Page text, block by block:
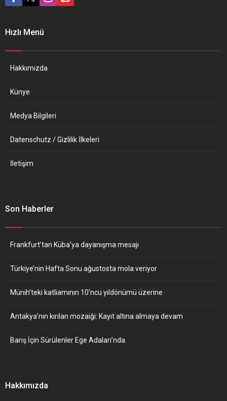
Tayyip Erdoğan’ın ortaya
Merkez Bankası eylül
indirmiş, uzmanların...
Hızlı Menü
Hakkımızda
Künye
Medya Bilgileri
Datenschutz / Gizlilik İlkeleri
İletişim
Son Haberler
Frankfurt’tan Küba’ya dayanışma mesajı
Türkiye’nin Hafta Sonu ağustosta mola veriyor
Münih’teki katliamının 10’ncu yıldönümü üzerine
Antakya’nın kırılan mozaiği: Kayıt altına almaya devam
Barış İçin Sürülenler Ege Adaları’nda
Hakkımızda